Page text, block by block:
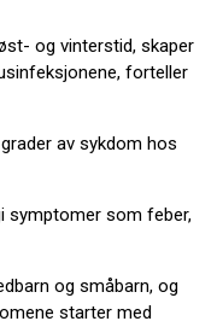
og vinterstid, skaper
forteller
av sykdom hos
symptomer som feber,
og småbarn, og
starter med